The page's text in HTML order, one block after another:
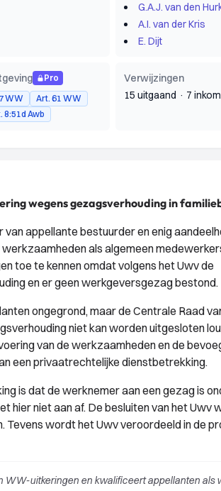
G.A.J. van den
A.I. van der Kris
E. Dijt
Pro
WW
Art. 61 WW
8:51d Awb
Verwijzingen
15 uitgaand · 7
wegens gezagsverhouding in
appellante bestuurder en enig
als algemeen
toe te kennen omdat volgens het Uwv de
en er geen werkgeversgezag bestond.
ongegrond, maar de Centrale Raad
niet kan worden uitgesloten
van de werkzaamheden en de
een privaatrechtelijke dienstbetrekking.
is dat de werknemer aan een gezag is
niet aan af. De besluiten van het Uwv
Tevens wordt het Uwv veroordeeld in de
WW-uitkeringen en kwalificeert appellanten als